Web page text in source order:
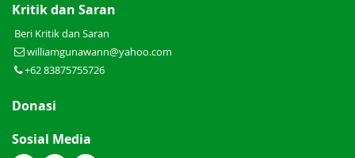
Kritik dan Saran
Beri Kritik dan Saran
williamgunawann@yahoo.com
+62 83875755726
Donasi
Sosial Media